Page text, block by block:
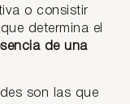
o consistir
determina el
de una
son las que